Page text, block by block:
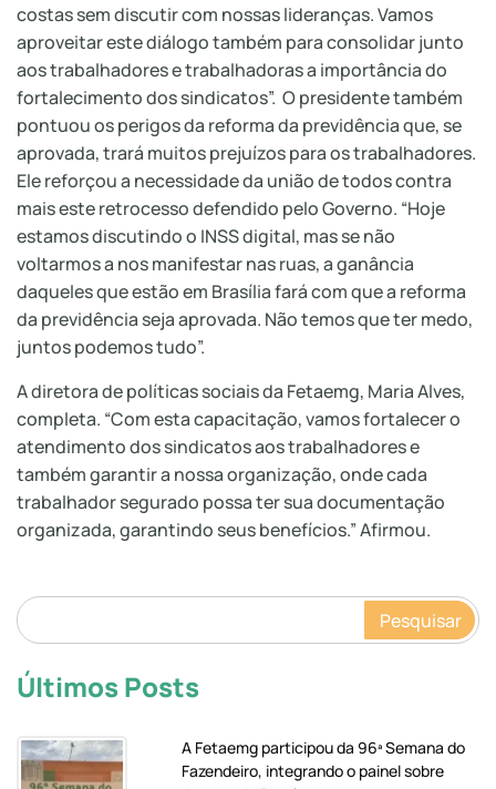
costas sem discutir com nossas lideranças. Vamos
aproveitar este diálogo também para consolidar junto
aos trabalhadores e trabalhadoras a importância do
fortalecimento dos sindicatos”. O presidente também
pontuou os perigos da reforma da previdência que, se
aprovada, trará muitos prejuízos para os trabalhadores.
Ele reforçou a necessidade da união de todos contra
mais este retrocesso defendido pelo Governo. “Hoje
estamos discutindo o INSS digital, mas se não
voltarmos a nos manifestar nas ruas, a ganância
daqueles que estão em Brasília fará com que a reforma
da previdência seja aprovada. Não temos que ter medo,
juntos podemos tudo”.
A diretora de políticas sociais da Fetaemg, Maria Alves,
completa. “Com esta capacitação, vamos fortalecer o
atendimento dos sindicatos aos trabalhadores e
também garantir a nossa organização, onde cada
trabalhador segurado possa ter sua documentação
organizada, garantindo seus benefícios.” Afirmou.
Pesquisar
Últimos Posts
A Fetaemg participou da 96ª Semana do
Fazendeiro, integrando o painel sobre